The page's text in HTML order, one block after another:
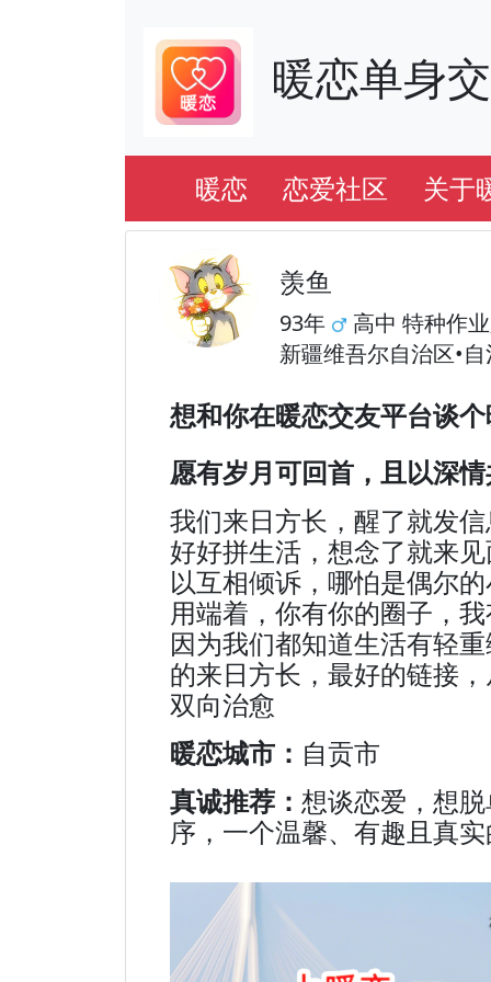
暖恋单身
暖恋 恋爱社区 关于
羡鱼
93年
高中 特种作
新疆维吾尔自治区•
想和你在暖恋交友平台谈
愿有岁月可回首，且以深
我们来日方长，醒了就发
好好拼生活，想念了就来
以互相倾诉，哪怕是偶尔
用端着，你有你的圈子，
因为我们都知道生活有轻
的来日方长，最好的链接
双向治愈
暖恋城市： 自贡市
真诚推荐： 想谈恋爱，想
序，一个温馨、有趣且真